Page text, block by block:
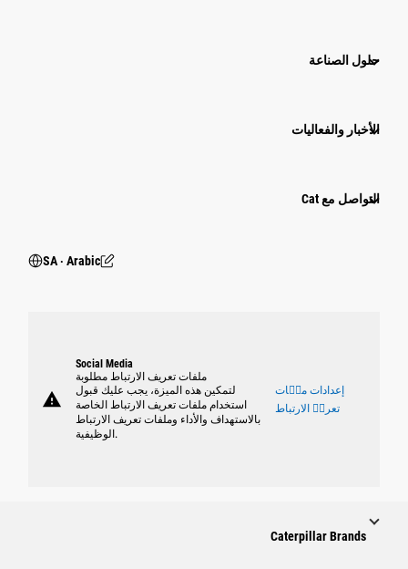
حلول الصناعة
الأخبار والفعاليات
التواصل مع Cat
SA ‧ Arabic
warning
Social Media
ملفات تعريف الارتباط مطلوبة
لتمكين هذه الميزة، يجب عليك قبول
استخدام ملفات تعريف الارتباط الخاصة
بالاستهداف والأداء وملفات تعريف الارتباط
الوظيفية.
إعدادات ملٝات
تعريٝ الارتباط
Caterpillar Brands